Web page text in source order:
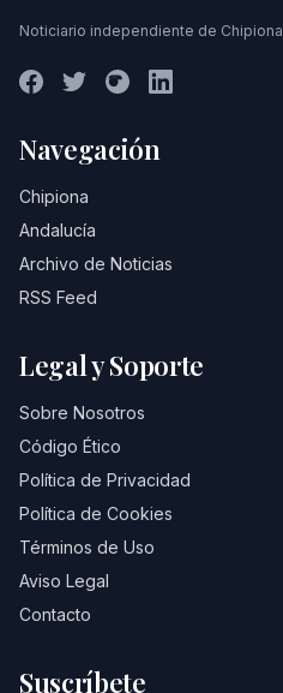
Noticiario independiente de Chipiona
Navegación
Chipiona
Andalucía
Archivo de Noticias
RSS Feed
Legal y Soporte
Sobre Nosotros
Código Ético
Política de Privacidad
Política de Cookies
Términos de Uso
Aviso Legal
Contacto
Suscríbete